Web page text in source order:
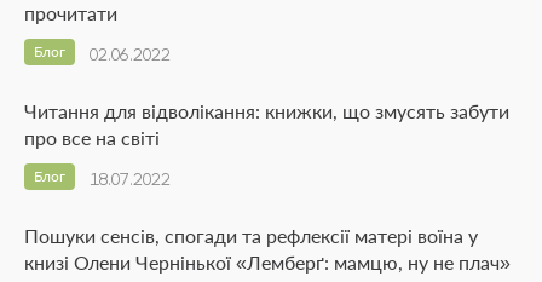
прочитати
02.06.2022
Блог
Читання для відволікання: книжки, що змусять забути
про все на світі
18.07.2022
Блог
Пошуки сенсів, спогади та рефлексії матері воїна у
книзі Олени Чернінької «Лемберґ: мамцю, ну не плач»